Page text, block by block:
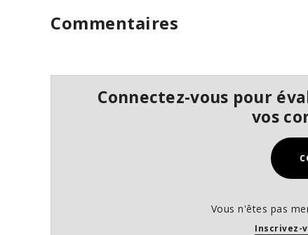
d
s
Commentaires
Connectez-vous pour
vos
Vous n'êtes pas
Inscrivez-